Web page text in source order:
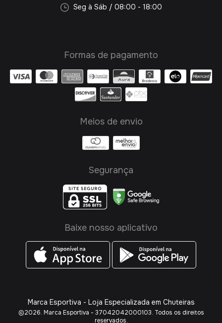
Seg à Sáb / 08:00 - 18:00
Formas de pagamento
Meios de envio
Segurança
Baixe nosso aplicativo
Marca Esportiva - Loja Especializada em Chuteiras
©2026. Marca Esportiva - 37042042000103. Todos os direitos
reservados.